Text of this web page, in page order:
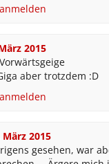
2015
aber trotzdem :D
März 2015
gesehen, war